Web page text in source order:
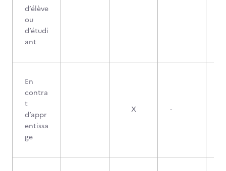
d’élève
ou
d’étudi
ant
En
contra
t
d’appr
entissa
ge
X -